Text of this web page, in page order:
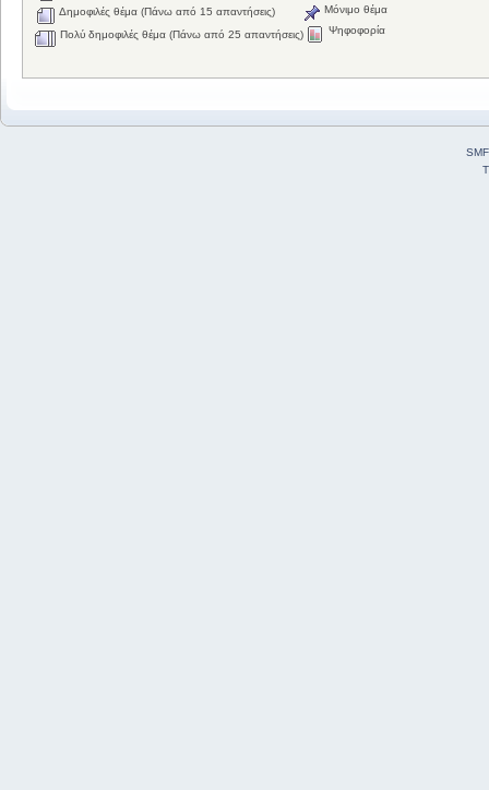
Δημοφιλές θέμα (Πάνω από 15 απαντήσεις)
Πολύ δημοφιλές θέμα (Πάνω από 25 απαντήσεις)
Μόνιμο θέμα
Ψηφοφορία